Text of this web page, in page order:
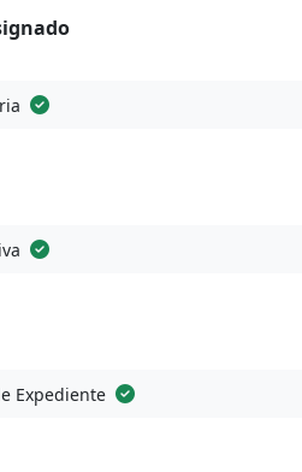
Expediente